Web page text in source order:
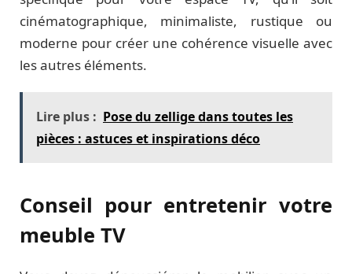
cinématographique, minimaliste, rustique ou
moderne pour créer une cohérence visuelle avec
les autres éléments.
Lire plus : Pose du zellige dans toutes les
pièces : astuces et inspirations déco
Conseil pour entretenir votre
meuble TV